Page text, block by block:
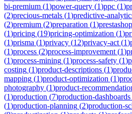
bi-premium (1)power-query (1)ppc (1)
(2)precious-metals (1)predictive-
(2)premium (2)preparation (1)prestashop
(1)pricing (19)pricing-optimization (1)
(1)prisma (1)privacy (12)privacy-act (1)
(1)process (2)process-improvement (1)
(1)process-mining (1)process-safety (1)
costing (1)product-descriptions (1)
mapping (1)product-optimization (1)
photography (1)product-
(1)production (7)production-dashboards
(1)production-planning (2)production-